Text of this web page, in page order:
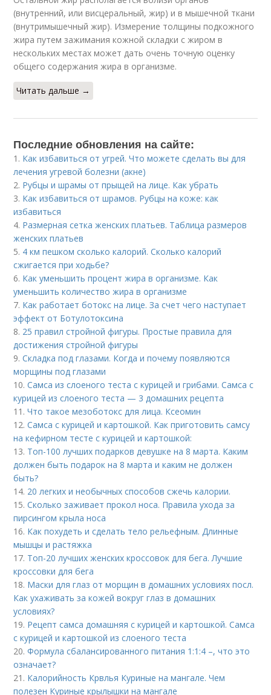
(внутренний, или висцеральный, жир) и в мышечной ткани
(внутримышечный жир). Измерение толщины подкожного
жира путем зажимания кожной складки с жиром в
нескольких местах может дать очень точную оценку
общего содержания жира в организме.
Читать дальше →
Последние обновления на сайте:
1. Как избавиться от угрей. Что можете сделать вы для
лечения угревой болезни (акне)
2. Рубцы и шрамы от прыщей на лице. Как убрать
3. Как избавиться от шрамов. Рубцы на коже: как
избавиться
4. Размерная сетка женских платьев. Таблица размеров
женских платьев
5. 4 км пешком сколько калорий. Сколько калорий
сжигается при ходьбе?
6. Как уменьшить процент жира в организме. Как
уменьшить количество жира в организме
7. Как работает ботокс на лице. За счет чего наступает
эффект от Ботулотоксина
8. 25 правил стройной фигуры. Простые правила для
достижения стройной фигуры
9.Складка под глазами. Когда и почему появляются
морщины под глазами
10.Самса из слоеного теста с курицей и грибами. Самса с
курицей из слоеного теста — 3 домашних рецепта
11.Что такое мезоботокс для лица. Ксеомин
12.Самса с курицей и картошкой. Как приготовить самсу
на кефирном тесте с курицей и картошкой:
13. Топ-100 лучших подарков девушке на 8 марта. Каким
должен быть подарок на 8 марта и каким не должен
быть?
14. 20 легких и необычных способов сжечь калории.
15.Сколько заживает прокол носа. Правила ухода за
пирсингом крыла носа
16. Как похудеть и сделать тело рельефным. Длинные
мышцы и растяжка
17. Топ-20 лучших женских кроссовок для бега. Лучшие
кроссовки для бега
18. Маски для глаз от морщин в домашних условиях посл.
Как ухаживать за кожей вокруг глаз в домашних
условиях?
19. Рецепт самса домашняя с курицей и картошкой. Самса
с курицей и картошкой из слоеного теста
20.Формула сбалансированного питания 1:1:4 –, что это
означает?
21. Калорийность Крвлья Куриные на мангале. Чем
полезен Куриные крылышки на мангале